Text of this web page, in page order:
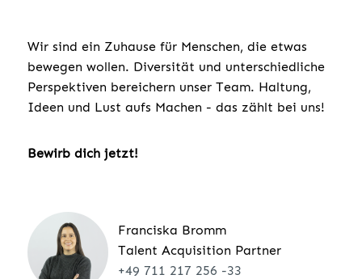
Wir sind ein Zuhause für Menschen, die etwas
bewegen wollen. Diversität und unterschiedliche
Perspektiven bereichern unser Team. Haltung,
Ideen und Lust aufs Machen - das zählt bei uns!
Bewirb dich jetzt!
Franciska Bromm
Talent Acquisition Partner
+49 711 217 256 -33